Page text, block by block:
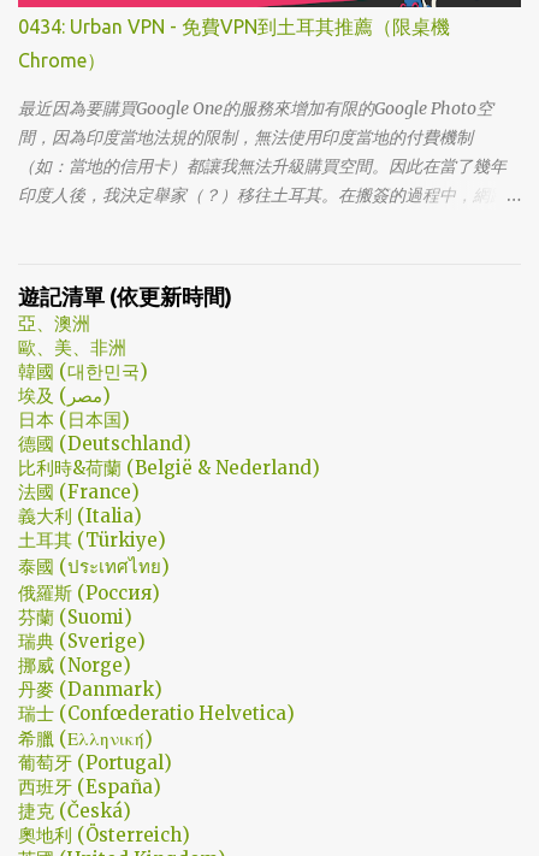
當我推這部戲給朋友的時候，我和朋友說一定要撐過第一集，過了
就沒事了… 很可惜的是，當後面我每集都看到落淚的時候，我朋友無
法體會，因為她在第一集就陣亡了。 題外話，整部影集完結後，我
還是在劇荒中，再重看第一集，意外的覺得發現角色們的另外一
面。像是大叔上班時原來是講冷笑話的高手；至安那張毫無感情的
臉，讓人恐懼；另外大叔老婆偷情偷的天經地義，無負擔，也讓我
嚇到。 看這鏡頭有時候都不知道老婆怎麼會回心轉意。 如同版友們
劇了；接著至安把都俊永代表玩弄掌心的談判…這倒底是怎麼樣風格
的劇集，難倒是推理劇嗎? 但是主角三兄弟與媽媽的鬥嘴，這不應該
是家庭劇嗎? 說到家庭劇，這部劇我第一個哭點和男女主角無關，而
是在大哥被罵，媽媽放下便當離開，之後對他微笑的那場戲。然後
我知道，我放不下這部劇了。 但這編劇藥下的好猛，同一集還不肯
放手。結尾細節就不說了，硬是收的漂亮 - 這麼棒的劇才第四集，
不禁讓我倍感期待，也開始每週期待上演的時間。 還加了Prison
Break的梗，剛好我就是PB的劇迷呀!!! 這應該是很感人的橋段，但怎
麼腦海中覺得奶奶好像和ET一樣要飛往月球了… 看到這的時候只覺
得大叔身體真是好，我應該已經無法揹著媽...
0434: Urban VPN - 免費VPN到土耳其推薦（限桌機
Chrome）
最近因為要購買Google One的服務來增加有限的Google Photo空
間，因為印度當地法規的限制，無法使用印度當地的付費機制
（如：當地的信用卡）都讓我無法升級購買空間。因此在當了幾年
印度人後，我決定舉家（？）移往土耳其。在搬簽的過程中，網路
期了… 在花了幾個小時試了一下，目前與大家推薦的是Urban VPN
遊記清單 (依更新時間)
亞、澳洲
歐、美、非洲
韓國 (대한민국)
埃及 (مصر)
日本 (日本国)
德國 (Deutschland)
比利時&荷蘭 (België & Nederland)
法國 (France)
義大利 (Italia)
土耳其 (Türkiye)
泰國 (ประเทศไทย)
俄羅斯 (Россия)
芬蘭 (Suomi)
瑞典 (Sverige)
挪威 (Norge)
丹麥 (Danmark)
瑞士 (Confœderatio Helvetica)
希臘 (Ελληνική)
葡萄牙 (Portugal)
西班牙 (España)
捷克 (Česká)
奧地利 (Österreich)